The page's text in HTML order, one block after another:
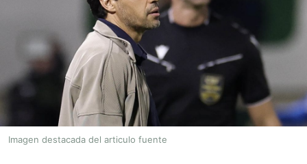
Imagen destacada del articulo fuente